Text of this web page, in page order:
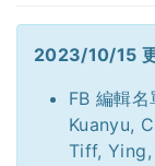
2023/10/15
FB 編輯
Kuanyu,
Tiff, Ying,